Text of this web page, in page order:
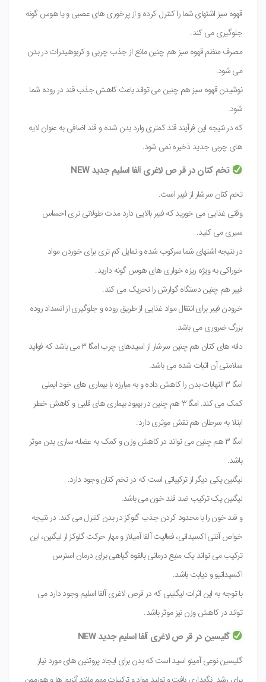
قهوه سبز اشتهای شما را کنترل کرده و از پرخوری های عصبی و یا هوس گونه
جلوگیری می کند.
مصرف منظم قهوه سبز هم چنین مانع از جذب چربی و کربوهیدرات در بدن
می شود.
نوشیدن قهوه سبز هم چنین می تواند باعث کاهش جذب قند در روده شما
شود.
که در نتیجه این فرآیند قند کمتری وارد بدن شده و قند اضافی به عنوان لایه
های چربی جدید ذخیره نمی شود.
تخم کتان در قر ص لاغری آلفا اسلیم جدید NEW
تخم کتان سرشار از فیبر است.
وقتی غذایی می خورید که فیبر بالایی دارد مدت طولانی تری احساس
سیری می کنید.
در نتیجه اشتهای شما سرکوب شده و تمایل کم تری برای خوردن مواد
خوراکی به ویژه ریزه خواری های هوس گونه دارید.
فیبر هم چنین دستگاه گوارش را تحریک می کند.
خرودن فیبر برای انتقال مواد غذایی از طریق روده و جلوگیری از انسداد روده
بزرگ ضروری می باشد.
دانه های کتان هم چنین سرشار از اسیدهای چرب امگا ۳ می باشد که فواید
سلامتی آن اثبات شده می باشد.
امگا ۳ التهابات بدن را کاهش داده و به مبارزه با بیماری های خود ایمنی
کمک می کند. امگا ۳ هم چنین در بهبود بیماری های قلبی و کاهش خطر
ابتلا به سرطان هم نقش موثری دارد.
امگا ۳ هم چنین می تواند در کاهش وزن و کمک به عضله سازی بدن موثر
باشد.
لیگنین یکی دیگر از ترکیباتی است که در تخم کتان وجود دارد.
لیگنین یک ترکیب ضد قند خون می باشد.
و قند خون را با محدود کردن جذب گلوکز در بدن کنترل می کند. در نتیجه
خواص آنتی اکسیدانی، فعالیت آلفا آمیلاز و مهار حرکت گلوکز از لیگنین، این
ترکیب می تواند یک منبع درمانی بالقوه گیاهی برای درمان استرس
اکسیداتیو و دیابت باشد.
با توجه به این اثرات لیگنینی که در قرص لاغری آلفا اسلیم وجود دارد می
تواند در کاهش وزن نیز موثر باشد.
گلیسین در قر ص لاغری آلفا اسلیم جدید NEW
گلیسین نوعی آمینو اسید است که بدن برای ایجاد پروتئین های مورد نیاز